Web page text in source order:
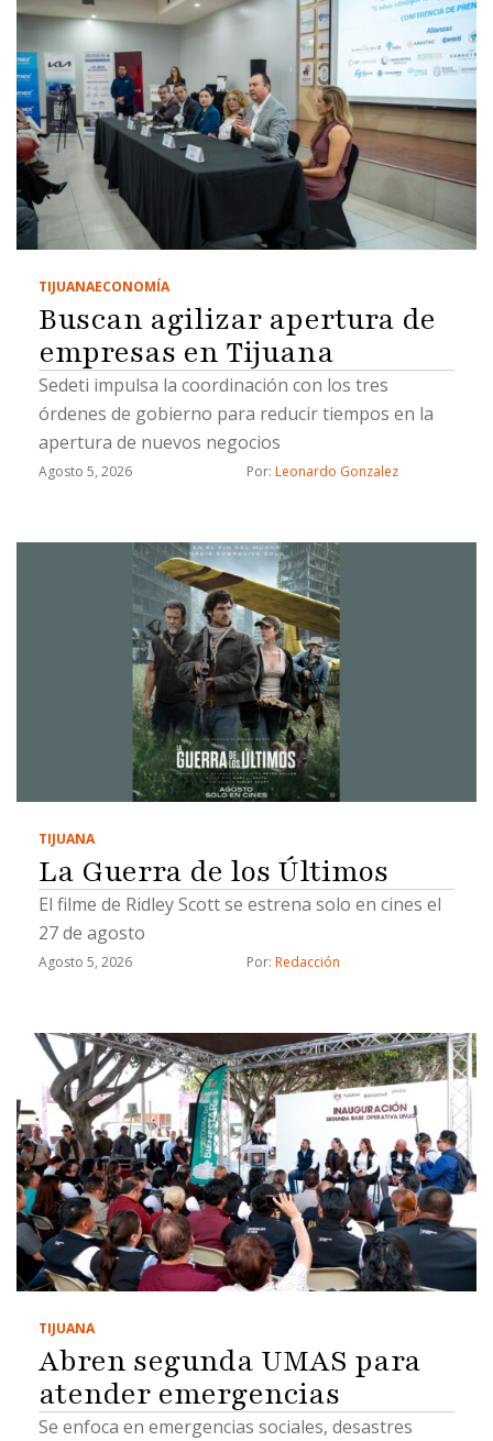
TIJUANAECONOMÍA
Buscan agilizar apertura de
empresas en Tijuana
Sedeti impulsa la coordinación con los tres
órdenes de gobierno para reducir tiempos en la
apertura de nuevos negocios
Agosto 5, 2026 Por: Leonardo Gonzalez
TIJUANA
La Guerra de los Últimos
El filme de Ridley Scott se estrena solo en cines el
27 de agosto
Agosto 5, 2026 Por: Redacción
TIJUANA
Abren segunda UMAS para
atender emergencias
Se enfoca en emergencias sociales, desastres